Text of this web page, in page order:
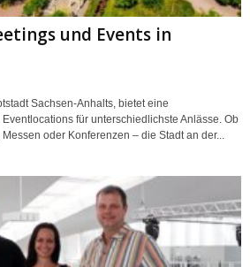
und Events in
Sachsen-Anhalts, bietet eine
für unterschiedlichste Anlässe. Ob
oder Konferenzen – die Stadt an der...